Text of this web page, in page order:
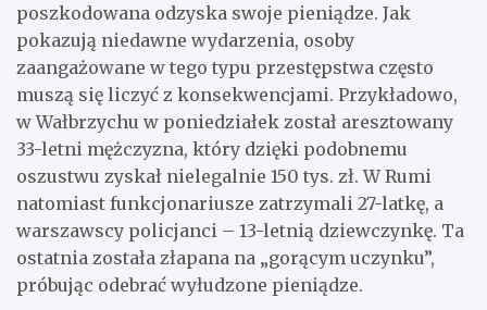
poszkodowana odzyska swoje pieniądze. Jak
pokazują niedawne wydarzenia, osoby
zaangażowane w tego typu przestępstwa często
muszą się liczyć z konsekwencjami. Przykładowo,
w Wałbrzychu w poniedziałek został aresztowany
33-letni mężczyzna, który dzięki podobnemu
oszustwu zyskał nielegalnie 150 tys. zł. W Rumi
natomiast funkcjonariusze zatrzymali 27-latkę, a
warszawscy policjanci – 13-letnią dziewczynkę. Ta
ostatnia została złapana na „gorącym uczynku”,
próbując odebrać wyłudzone pieniądze.